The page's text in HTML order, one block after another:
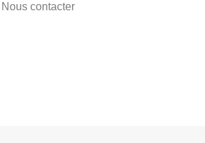
contacter